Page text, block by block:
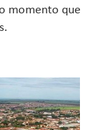
momento que